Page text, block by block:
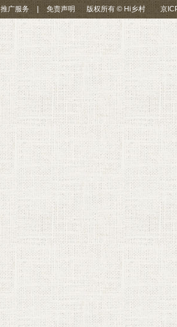
推广服务 免责声明 版权所有 © Hi乡村 京